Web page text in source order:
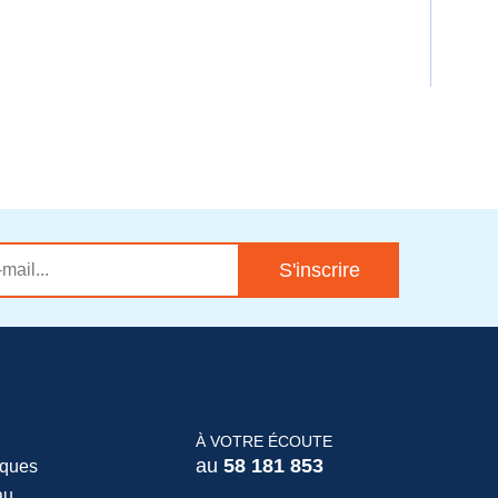
S'inscrire
À VOTRE ÉCOUTE
au 58 181 853